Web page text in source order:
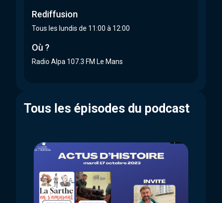
Rediffusion
Tous les lundis de 11:00 à 12:00
Où ?
Radio Alpa 107.3 FM Le Mans
Tous les épisodes du podcast